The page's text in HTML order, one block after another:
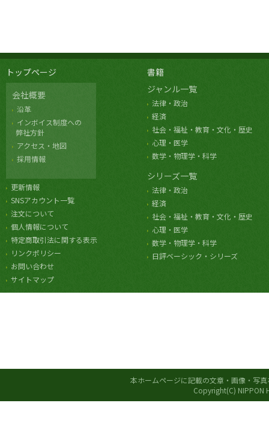
トップページ
会社概要
沿革
インボイス制度への
弊社方針
アクセス・地図
採用情報
更新情報
SNSアカウント一覧
注文について
個人情報について
特定商取引法に関する表示
リンクポリシー
お問い合わせ
サイトマップ
書籍
ジャンル一覧
法律・政治
経済
社会・福祉・教育・文化・歴史
心理・医学
数学・物理学・科学
シリーズ一覧
法律・政治
経済
社会・福祉・教育・文化・歴史
心理・医学
数学・物理学・科学
日評ベーシック・シリーズ
本ホームページに記載の文章・画像・写
Copyright(C) NIPPON